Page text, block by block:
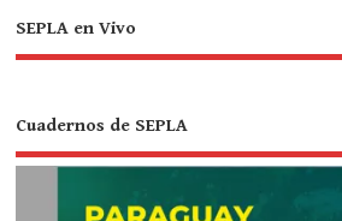
SEPLA en Vivo
Cuadernos de SEPLA